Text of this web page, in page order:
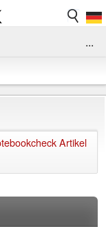
...
Artikel